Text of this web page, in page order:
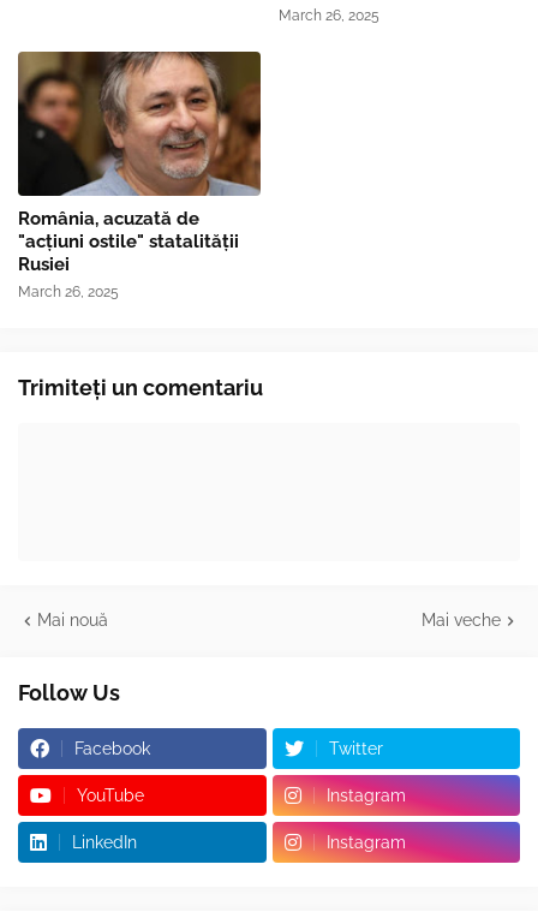
March 26, 2025
România, acuzată de
"acțiuni ostile" statalității
Rusiei
March 26, 2025
Trimiteți un comentariu
Mai nouă Mai veche
Follow Us
Facebook Twitter
YouTube Instagram
LinkedIn Instagram